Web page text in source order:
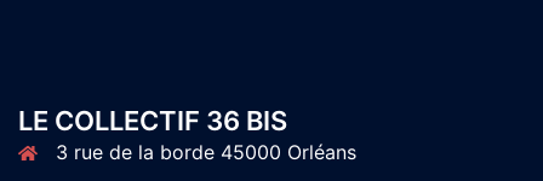
LE COLLECTIF 36 BIS
3 rue de la borde 45000 Orléans